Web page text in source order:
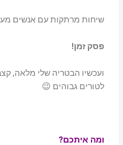
שיחות מרתקות עם אנשים
פסק זמן!
ועכשיו הבטריה שלי מלאה,
לטורים גבוהים 😉
ומה איתכם?